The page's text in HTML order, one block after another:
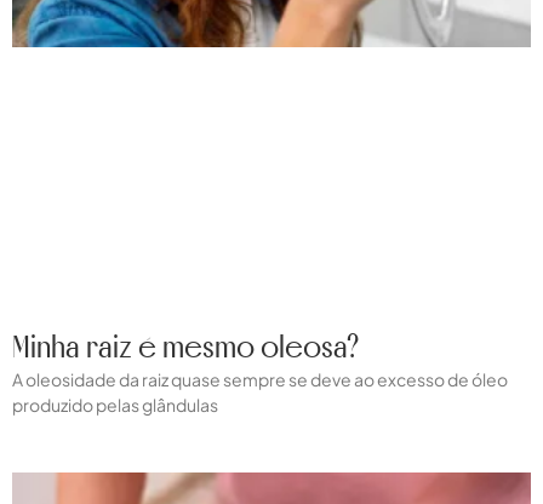
Minha raiz é mesmo oleosa?
A oleosidade da raiz quase sempre se deve ao excesso de óleo
produzido pelas glândulas